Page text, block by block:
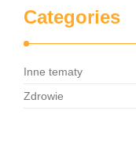
Categories
Inne tematy
Zdrowie